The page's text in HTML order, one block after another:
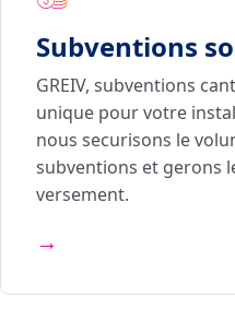
Subventions
GREIV, subventions
unique pour votre
nous securisons le
subventions et gerons
versement.
→